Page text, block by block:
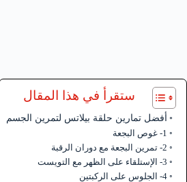
ستقرأ في هذا المقال
أفضل تمارين حلقة بيلاتس لتمرين الجسم
1- غوص البجعة
2- تمرين البجعة مع دوران الرقبة
3- الإستلقاء على الظهر مع التويست
4- الجلوس على الركبتين